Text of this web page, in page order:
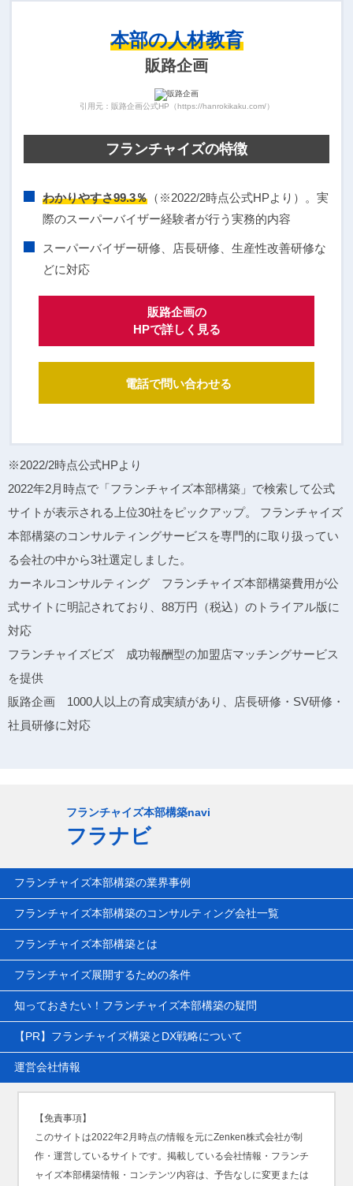
本部の人材教育
販路企画
引用元：販路企画公式HP（https://hanrokikaku.com/）
フランチャイズの特徴
わかりやすさ99.3％ （※2022/2時点公式HPより）。実
際のスーパーバイザー経験者が行う実務的内容
スーパーバイザー研修、店長研修、生産性改善研修な
どに対応
販路企画の
HPで詳しく見る
電話で問い合わせる
※2022/2時点公式HPより
2022年2月時点で「フランチャイズ本部構築」で検索して公式
サイトが表示される上位30社をピックアップ。 フランチャイズ
本部構築のコンサルティングサービスを専門的に取り扱ってい
る会社の中から3社選定しました。
カーネルコンサルティング フランチャイズ本部構築費用が公
式サイトに明記されており、88万円（税込）のトライアル版に
対応
フランチャイズビズ 成功報酬型の加盟店マッチングサービス
を提供
販路企画 1000人以上の育成実績があり、店長研修・SV研修・
社員研修に対応
フランチャイズ本部構築navi
フラナビ
フランチャイズ本部構築の業界事例
フランチャイズ本部構築のコンサルティング会社一覧
フランチャイズ本部構築とは
フランチャイズ展開するための条件
知っておきたい！フランチャイズ本部構築の疑問
【PR】フランチャイズ構築とDX戦略について
運営会社情報
【免責事項】
このサイトは2022年2月時点の情報を元にZenken株式会社が制
作・運営しているサイトです。掲載している会社情報・フランチ
ャイズ本部構築情報・コンテンツ内容は、予告なしに変更または